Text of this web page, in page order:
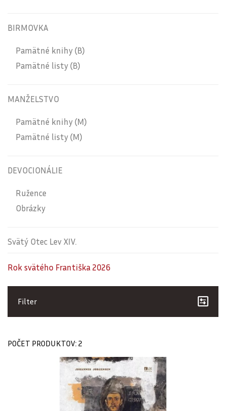
BIRMOVKA
Pamätné knihy (B)
Pamätné listy (B)
MANŽELSTVO
Pamätné knihy (M)
Pamätné listy (M)
DEVOCIONÁLIE
Ružence
Obrázky
Svätý Otec Lev XIV.
Rok svätého Františka 2026
Filter
POČET PRODUKTOV: 2